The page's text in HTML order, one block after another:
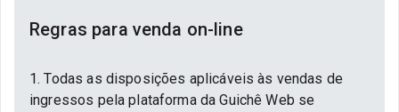
Regras para venda on-line
1. Todas as disposições aplicáveis às vendas de
ingressos pela plataforma da Guichê Web se